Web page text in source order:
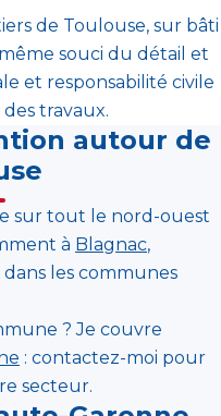
de Toulouse, sur bâti
souci du détail et
et responsabilité civile
travaux.
autour de
sur tout le nord-ouest
à Blagnac,
dans les communes
? Je couvre
: contactez-moi pour
secteur.